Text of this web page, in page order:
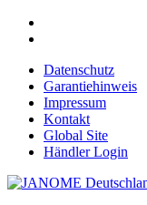
Datenschutz
Garantiehinweis
Impressum
Kontakt
Global Site
Händler Login